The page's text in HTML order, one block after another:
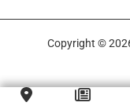
Copyright ©